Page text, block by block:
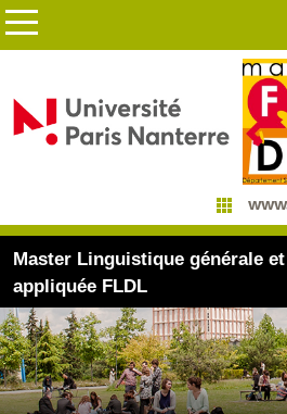
Master Linguistique générale
appliquée FLDL